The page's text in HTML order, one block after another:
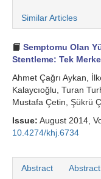
Similar Articles
Semptomu Olan
Stentleme: Tek
Ahmet Çağrı Aykan,
Kalaycıoğlu, Turan
Mustafa Çetin, Şükrü
Issue: August 2014,
10.4274/khj.6734
Abstract